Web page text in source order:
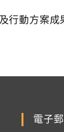
行動方案成
電子